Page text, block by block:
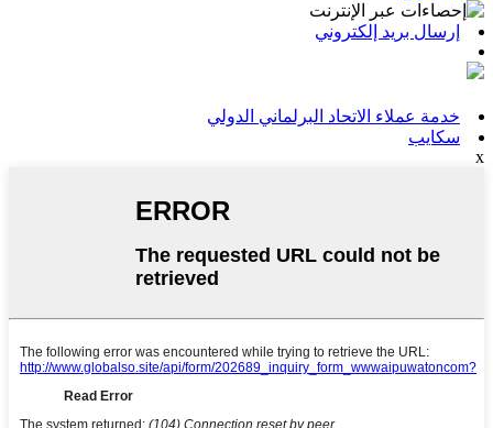
إرسال بريد إلكتروني
خدمة عملاء الاتحاد البرلماني الدولي
سكايب
x